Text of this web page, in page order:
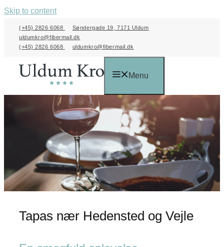
Skip to content
(+45) 2826 6068
Søndergade 19, 7171 Uldum
uldumkro@fibermail.dk
(+45) 2826 6068
uldumkro@fibermail.dk
Menu
Tapas nær Hedensted og Vejle